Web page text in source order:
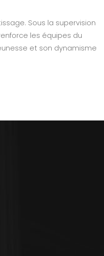
Sous la supervision
les équipes du
et son dynamisme